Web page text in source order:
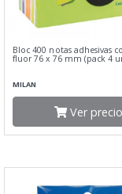
Bloc 400 notas adhesivas
fluor 76 x 76 mm (pack 4
MILAN
Ver precio